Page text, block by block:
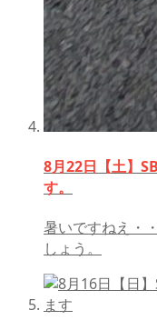
8月22日【土】
す。
暑いですねえ・
しょう。